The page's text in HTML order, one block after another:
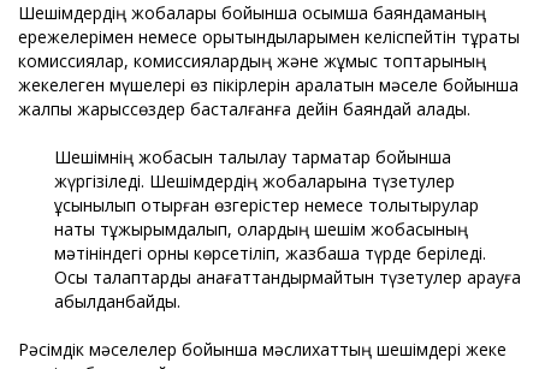
Шешімдердің жобалары бойынша қосымша баяндаманың
ережелерімен немесе қорытындыларымен келіспейтін тұрақты
комиссиялар, комиссиялардың және жұмыс топтарының
жекелеген мүшелері өз пікірлерін қаралатын мәселе бойынша
жалпы жарыссөздер басталғанға дейін баяндай алады.
Шешімнің жобасын талқылау тармақтар бойынша
жүргізіледі. Шешімдердің жобаларына түзетулер
ұсынылып отырған өзгерістер немесе толықтырулар
нақты тұжырымдалып, олардың шешім жобасының
мәтініндегі орны көрсетіліп, жазбаша түрде беріледі.
Осы талаптарды қанағаттандырмайтын түзетулер қарауға
қабылданбайды.
Рәсімдік мәселелер бойынша мәслихаттың шешімдері жеке